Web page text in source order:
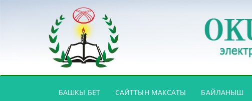
БАШКЫ БЕТ(CURRENT)
САЙТТЫН МАКСАТЫ БАЙЛАНЫШ